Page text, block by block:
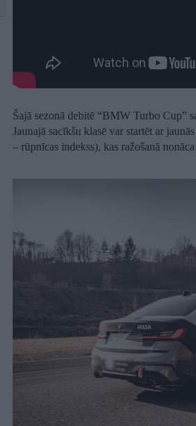
Šajā sezonā debitē “BMW Turbo Cup”
Jaunajā sacīkšu klasē var startēt ar
– rūpnīcas indekss), kas ražošanā